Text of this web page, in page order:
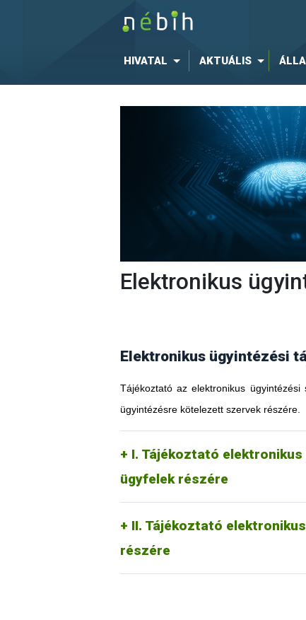
HIVATAL AKTUÁLIS
Elektronikus
Elektronikus ügyintézési
Tájékoztató az elektronikus
ügyintézésre kötelezett szervek részére.
I. Tájékoztató
ügyfelek részére
II. Tájékoztató
részére